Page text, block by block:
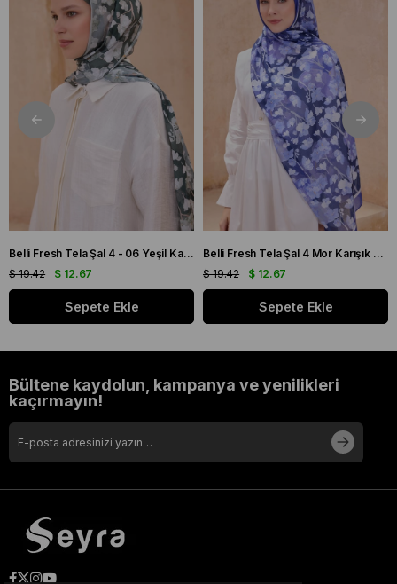
Belli Fresh Tela Şal 4 - 06 Yeşil Karışık Desen 49711
$ 12.67
$ 19.42
Sepete Ekle
Belli Fresh Tela Şal 4 Mor Karışık Desen 49706
$ 12.67
$ 19.42
Sepete Ekle
Bültene kaydolun, kampanya ve yenilikleri
kaçırmayın!